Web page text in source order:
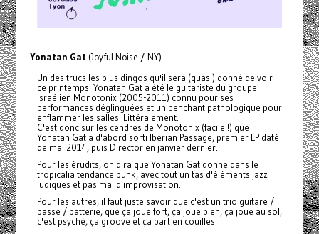
Yonatan Gat (Joyful Noise / NY)
Un des trucs les plus dingos qu'il sera (quasi) donné de voir
ce printemps. Yonatan Gat a été le guitariste du groupe
israélien Monotonix (2005-2011) connu pour ses
performances déglinguées et un penchant pathologique pour
enflammer les salles. Littéralement.
C'est donc sur les cendres de Monotonix (facile !) que
Yonatan Gat a d'abord sorti Iberian Passage, premier LP daté
de mai 2014, puis Director en janvier dernier.
Pour les érudits, on dira que Yonatan Gat donne dans le
tropicalia tendance punk, avec tout un tas d'éléments jazz
ludiques et pas mal d'improvisation.
Pour les autres, il faut juste savoir que c'est un trio guitare /
basse / batterie, que ça joue fort, ça joue bien, ça joue au sol,
c'est psyché, ça groove et ça part en couilles.